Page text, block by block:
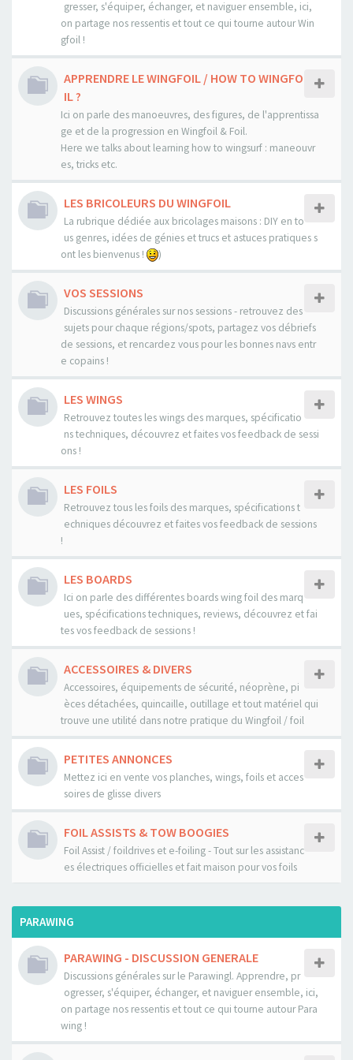
gresser, s'équiper, échanger, et naviguer ensemble, ici,
on partage nos ressentis et tout ce qui tourne autour Win
gfoil !
APPRENDRE LE WINGFOIL / HOW TO WINGFO
IL ?
Ici on parle des manoeuvres, des figures, de l'apprentissa
ge et de la progression en Wingfoil & Foil.
Here we talks about learning how to wingsurf : maneouvr
es, tricks etc.
LES BRICOLEURS DU WINGFOIL
La rubrique dédiée aux bricolages maisons : DIY en to
us genres, idées de génies et trucs et astuces pratiques s
ont les bienvenus !
)
VOS SESSIONS
Discussions générales sur nos sessions - retrouvez des
sujets pour chaque régions/spots, partagez vos débriefs
de sessions, et rencardez vous pour les bonnes navs entr
e copains !
LES WINGS
Retrouvez toutes les wings des marques, spécificatio
ns techniques, découvrez et faites vos feedback de sessi
ons !
LES FOILS
Retrouvez tous les foils des marques, spécifications t
echniques découvrez et faites vos feedback de sessions
!
LES BOARDS
Ici on parle des différentes boards wing foil des marq
ues, spécifications techniques, reviews, découvrez et fai
tes vos feedback de sessions !
ACCESSOIRES & DIVERS
Accessoires, équipements de sécurité, néoprène, pi
èces détachées, quincaille, outillage et tout matériel qui
trouve une utilité dans notre pratique du Wingfoil / foil
PETITES ANNONCES
Mettez ici en vente vos planches, wings, foils et acces
soires de glisse divers
FOIL ASSISTS & TOW BOOGIES
Foil Assist / foildrives et e-foiling - Tout sur les assistanc
es électriques officielles et fait maison pour vos foils
PARAWING
PARAWING - DISCUSSION GENERALE
Discussions générales sur le Parawingl. Apprendre, pr
ogresser, s'équiper, échanger, et naviguer ensemble, ici,
on partage nos ressentis et tout ce qui tourne autour Para
wing !